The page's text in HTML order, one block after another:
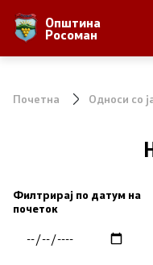
Општина
Росоман
За Општината
Населби и населеност
Природни Богатства
Локална Самоуправа
Почетна Односи со
Филтрирај по датум на
почеток